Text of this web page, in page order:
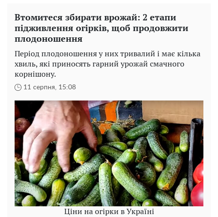
Втомитеся збирати врожай: 2 етапи
підживлення огірків, щоб продовжити
плодоношення
Період плодоношення у них тривалий і має кілька
хвиль, які приносять гарний урожай смачного
корнішону.
11 серпня, 15:08
Ціни на огірки в Україні